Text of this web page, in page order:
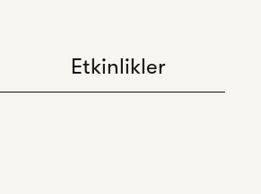
Etkinlikler